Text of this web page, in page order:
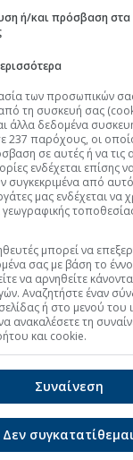
τζίρος
άξονες με
ή/και πρόσβαση στα
των προσωπικών
τη συσκευή σας
άλλα δεδομένα
237 παρόχους, οι
σε αυτές ή να τις
ενδέχεται επίσης
συγκεκριμένα από
μας ενδέχεται να
γεωγραφικής
μπορεί να
σας με βάση το
να αρνηθείτε
Αναζητήστε έναν
ή στο μενού του
ανακαλέσετε τη
και cookie.
Συναίνεση
Δεν συγκατατίθεμαι